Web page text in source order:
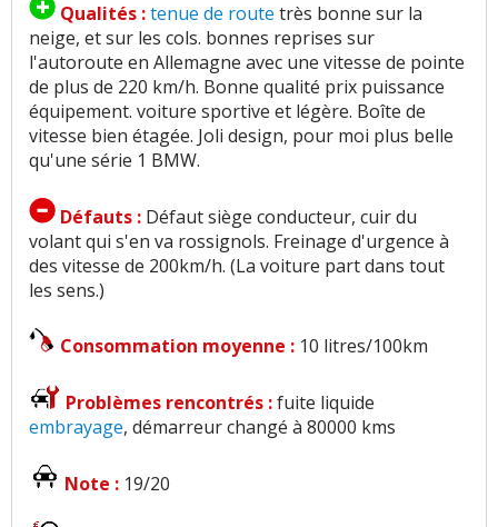
Qualités :tenue de route très bonne sur la
neige, et sur les cols. bonnes reprises sur
l'autoroute en Allemagne avec une vitesse de pointe
de plus de 220 km/h. Bonne qualité prix puissance
équipement. voiture sportive et légère. Boîte de
vitesse bien étagée. Joli design, pour moi plus belle
qu'une série 1 BMW.
Défauts : Défaut siège conducteur, cuir du
volant qui s'en va rossignols. Freinage d'urgence à
des vitesse de 200km/h. (La voiture part dans tout
les sens.)
Consommation moyenne : 10 litres/100km
Problèmes rencontrés :fuite liquide
embrayage, démarreur changé à 80000 kms
Note : 19/20